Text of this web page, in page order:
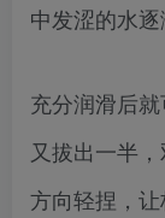
中发涩的水
充分润滑后
又拔出一半
方向轻捏，